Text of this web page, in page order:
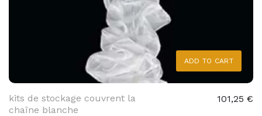
ADD TO CART
kits de stockage couvrent la
chaîne blanche
101,25 €